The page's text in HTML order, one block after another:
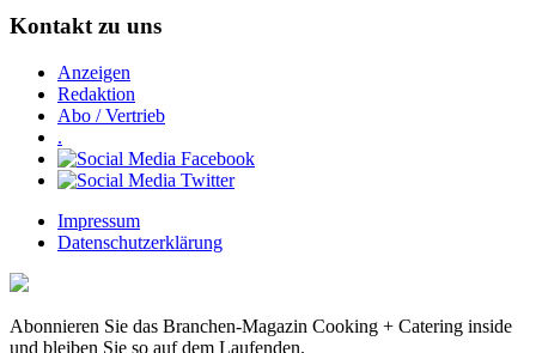
Kontakt zu uns
Anzeigen
Redaktion
Abo / Vertrieb
.
Impressum
Datenschutzerklärung
Abonnieren Sie das Branchen-Magazin Cooking + Catering inside
und bleiben Sie so auf dem Laufenden.